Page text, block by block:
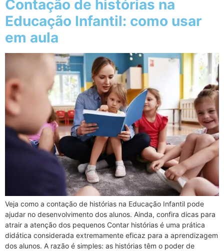
Contação de histórias na
Educação Infantil: como usar
em aula
Veja como a contação de histórias na Educação Infantil pode
ajudar no desenvolvimento dos alunos. Ainda, confira dicas para
atrair a atenção dos pequenos Contar histórias é uma prática
didática considerada extremamente eficaz para a aprendizagem
dos alunos. A razão é simples: as histórias têm o poder de